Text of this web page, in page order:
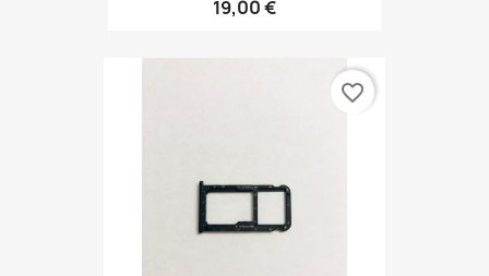
19,00 €
favorite_border